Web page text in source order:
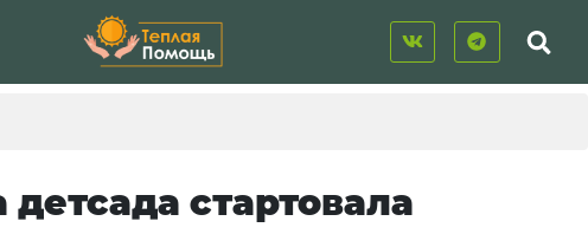
стартовала